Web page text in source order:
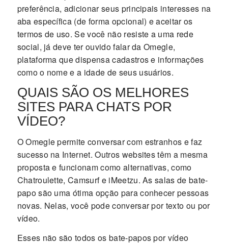
preferência, adicionar seus principais interesses na
aba específica (de forma opcional) e aceitar os
termos de uso. Se você não resiste a uma rede
social, já deve ter ouvido falar da Omegle,
plataforma que dispensa cadastros e informações
como o nome e a idade de seus usuários.
QUAIS SÃO OS MELHORES
SITES PARA CHATS POR
VÍDEO?
O Omegle permite conversar com estranhos e faz
sucesso na Internet. Outros websites têm a mesma
proposta e funcionam como alternativas, como
Chatroulette, Camsurf e iMeetzu. As salas de bate-
papo são uma ótima opção para conhecer pessoas
novas. Nelas, você pode conversar por texto ou por
vídeo.
Esses não são todos os bate-papos por vídeo